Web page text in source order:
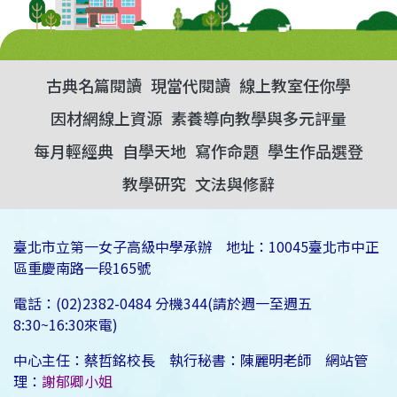
古典名篇閱讀 現當代閱讀 線上教室任你學
因材網線上資源 素養導向教學與多元評量
每月輕經典 自學天地 寫作命題 學生作品選登
教學研究 文法與修辭
臺北市立第一女子高級中學承辦 地址：10045臺北市中正
區重慶南路一段165號
電話：(02)2382-0484 分機344(請於週一至週五
8:30~16:30來電)
中心主任：蔡哲銘校長 執行秘書：陳麗明老師 網站管
理： 謝郁卿小姐